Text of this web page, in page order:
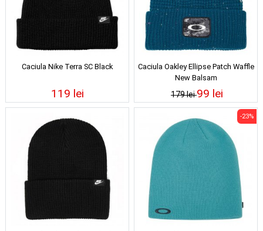
Caciula Nike Terra SC Black
119 lei
Caciula Oakley Ellipse Patch Waffle
New Balsam
179 lei99 lei
-23%